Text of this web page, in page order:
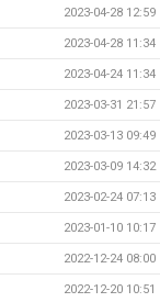
2023-04-28 12:59
2023-04-28 11:34
2023-04-24 11:34
2023-03-31 21:57
2023-03-13 09:49
2023-03-09 14:32
2023-02-24 07:13
2023-01-10 10:17
2022-12-24 08:00
2022-12-20 10:51